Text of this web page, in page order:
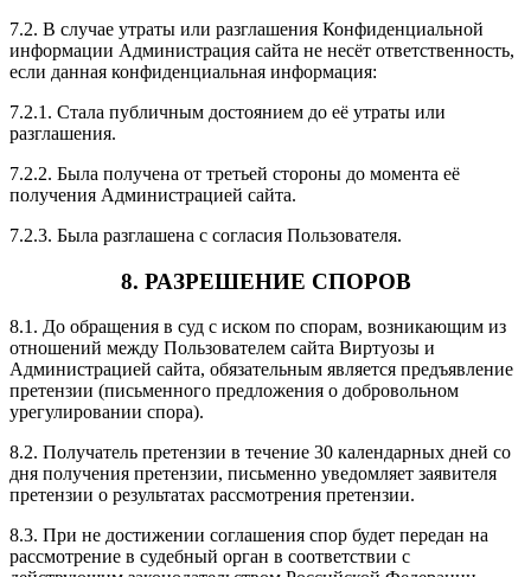
7.2. В случае утраты или разглашения Конфиденциальной
информации Администрация сайта не несёт ответственность,
если данная конфиденциальная информация:
7.2.1. Стала публичным достоянием до её утраты или
разглашения.
7.2.2. Была получена от третьей стороны до момента её
получения Администрацией сайта.
7.2.3. Была разглашена с согласия Пользователя.
8. РАЗРЕШЕНИЕ СПОРОВ
8.1. До обращения в суд с иском по спорам, возникающим из
отношений между Пользователем сайта Виртуозы и
Администрацией сайта, обязательным является предъявление
претензии (письменного предложения о добровольном
урегулировании спора).
8.2. Получатель претензии в течение 30 календарных дней со
дня получения претензии, письменно уведомляет заявителя
претензии о результатах рассмотрения претензии.
8.3. При не достижении соглашения спор будет передан на
рассмотрение в судебный орган в соответствии с